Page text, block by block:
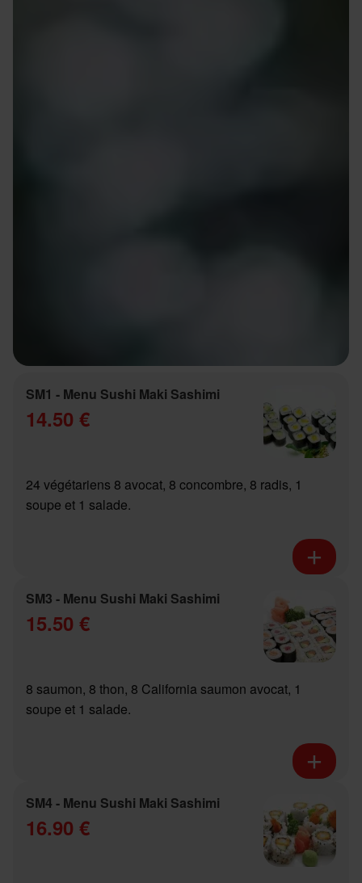
SM1 - Menu Sushi Maki Sashimi
14.50 €
24 végétariens 8 avocat, 8 concombre, 8 radis, 1
soupe et 1 salade.
SM3 - Menu Sushi Maki Sashimi
15.50 €
8 saumon, 8 thon, 8 California saumon avocat, 1
soupe et 1 salade.
SM4 - Menu Sushi Maki Sashimi
16.90 €